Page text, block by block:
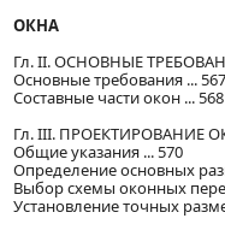
ОКНА
Гл. II. ОСНОВНЫЕ
Основные требования ... 567
Составные части окон ... 568
Гл. III. ПРОЕКТИРОВАНИЕ
Общие указания ... 570
Определение основных
Выбор схемы оконных
Установление точных